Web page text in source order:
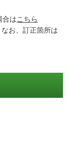
合はこちら
お、訂正箇所は